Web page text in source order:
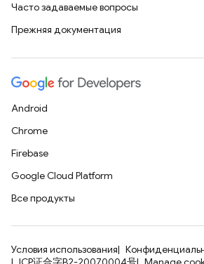
Часто задаваемые вопросы
Прежняя документация
Android
Chrome
Firebase
Google Cloud Platform
Все продукты
Условия использования